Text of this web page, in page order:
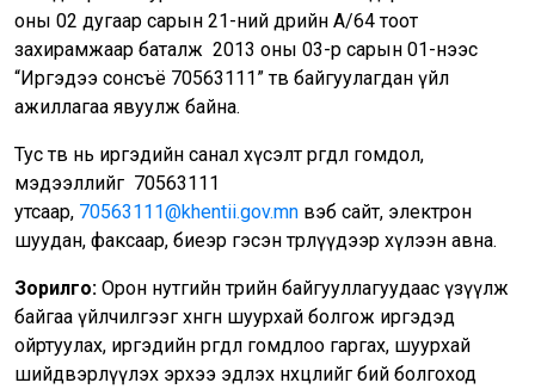
оны 02 дугаар сарын 21-ний өдрийн А/64 тоот
захирамжаар баталж 2013 оны 03-р сарын 01-нээс
“Иргэдээ сонсъё 70563111” төв байгуулагдан үйл
ажиллагаа явуулж байна.
Тус төв нь иргэдийн санал хүсэлт өргөдөл гомдол,
мэдээллийг 70563111
утсаар, 70563111@khentii.gov.mn вэб сайт, электрон
шуудан, факсаар, биеэр гэсэн төрлүүдээр хүлээн авна.
Зорилго: Орон нутгийн төрийн байгууллагуудаас үзүүлж
байгаа үйлчилгээг хөнгөн шуурхай болгож иргэдэд
ойртуулах, иргэдийн өргөдөл гомдлоо гаргах, шуурхай
шийдвэрлүүлэх эрхээ эдлэх нөхцлийг бий болгоход